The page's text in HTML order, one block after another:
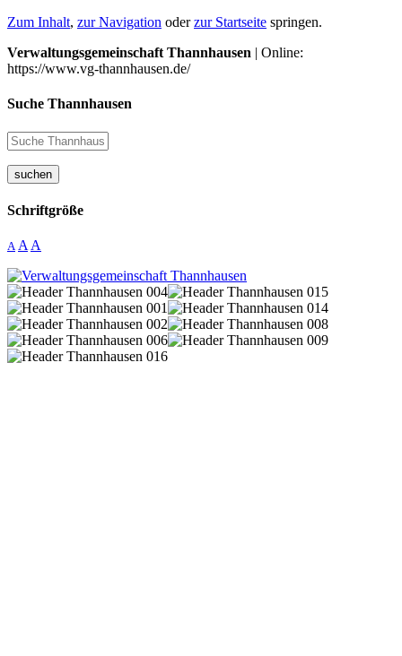
Zum Inhalt, zur Navigation oderzur Startseite springen.
Verwaltungsgemeinschaft Thannhausen | Online:
https://www.vg-thannhausen.de/
Suche Thannhausen
suchen
Schriftgröße
A A A